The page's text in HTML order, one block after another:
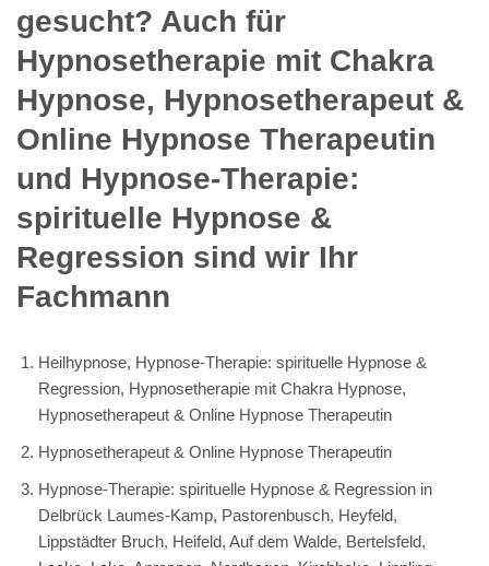
gesucht? Auch für
Hypnosetherapie mit Chakra
Hypnose, Hypnosetherapeut &
Online Hypnose Therapeutin
und Hypnose-Therapie:
spirituelle Hypnose &
Regression sind wir Ihr
Fachmann
Heilhypnose, Hypnose-Therapie: spirituelle Hypnose &
Regression, Hypnosetherapie mit Chakra Hypnose,
Hypnosetherapeut & Online Hypnose Therapeutin
Hypnosetherapeut & Online Hypnose Therapeutin
Hypnose-Therapie: spirituelle Hypnose & Regression in
Delbrück Laumes-Kamp, Pastorenbusch, Heyfeld,
Lippstädter Bruch, Heifeld, Auf dem Walde, Bertelsfeld,